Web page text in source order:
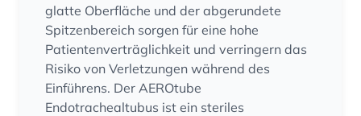
glatte Oberfläche und der abgerundete
Spitzenbereich sorgen für eine hohe
Patientenverträglichkeit und verringern das
Risiko von Verletzungen während des
Einführens. Der AEROtube
Endotrachealtubus ist ein steriles